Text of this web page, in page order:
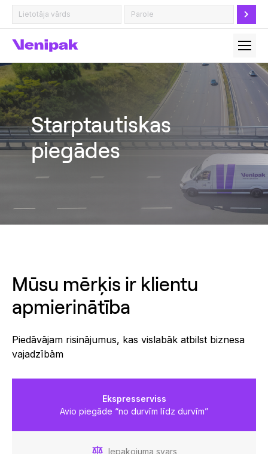
Starptautiskas
piegādes
Mūsu mērķis ir klientu
apmierinātība
Piedāvājam risinājumus, kas vislabāk atbilst biznesa
vajadzībām
Ekspresserviss
Avio piegāde “no durvīm līdz durvīm”
Iepakojuma svars